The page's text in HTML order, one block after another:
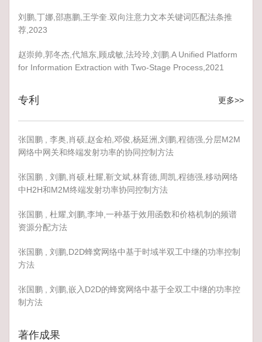
刘鹏,丁娜,邵惠鹏,王学奎.双向注意力文本关键词匹配法条推
荐,2023
赵崇帅,郭冬杰,代旭东,顾成敏,法玲玲,刘鹏.A Unified Platform
for Information Extraction with Two-Stage Process,2021
专利 更多>>
张国鹏 , 李奥,肖硕,赵金柏,邓俊,杨延洲,刘鹏,程德强,分层M2M
网络中网关和终端发射功率的协同控制方法
张国鹏 , 刘鹏,肖硕,杜耀,靳文斌,林育德,周凯,程德强,移动网络
中H2H和M2M终端发射功率协同控制方法
张国鹏 , 杜耀,刘鹏,李坤,一种基于效用函数和价格机制的频谱
资源分配方法
张国鹏 , 刘鹏,D2D蜂窝网络中基于时域半双工中继的功率控制
方法
张国鹏 , 刘鹏,嵌入D2D的蜂窝网络中基于全双工中继的功率控
制方法
著作成果